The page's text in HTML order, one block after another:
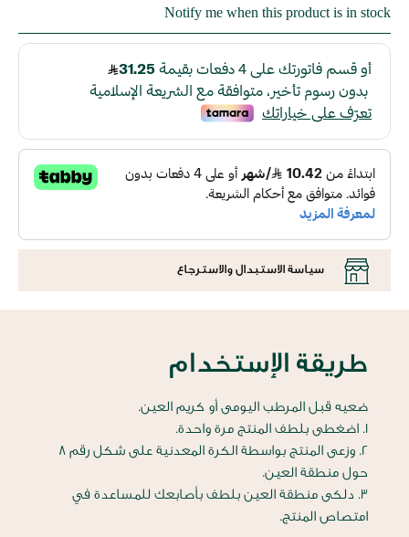
Notify me when this product is in stock
سياسة الاستبدال والاسترجاع
طريقة الإستخدام
ضعيه قبل المرطب اليومى أو كريم العين.
1. اضغطى بلطف المنتج مرة واحدة.
2. وزعى المنتج بواسطة الكرة المعدنية على شكل رقم 8
حول منطقة العين.
3. دلكى منطقة العين بلطف بأصابعك للمساعدة في
امتصاص المنتج.